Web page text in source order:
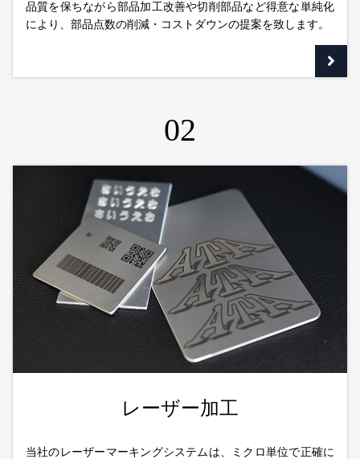
品質を保ちながら部品加工改善や切削部品など得意な単純化
により、部品点数の削減・コストダウンの提案を致します。
02
レーザー加工
当社のレーザーマーキングシステムは、ミクロ単位で正確に